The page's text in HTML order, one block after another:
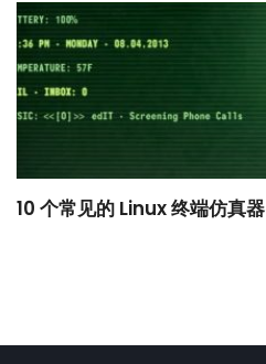
10 个常见的 Linux 终端仿真器